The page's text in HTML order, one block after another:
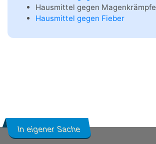
Hausmittel gegen Magenkrämpfe
Hausmittel gegen Fieber
In eigener Sache